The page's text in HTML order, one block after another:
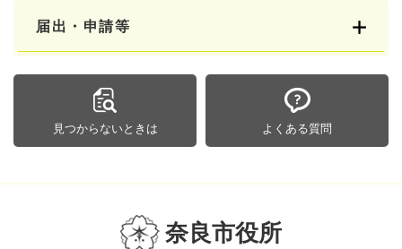
届出・申請等
見つからないときは よくある質問
奈良市役所